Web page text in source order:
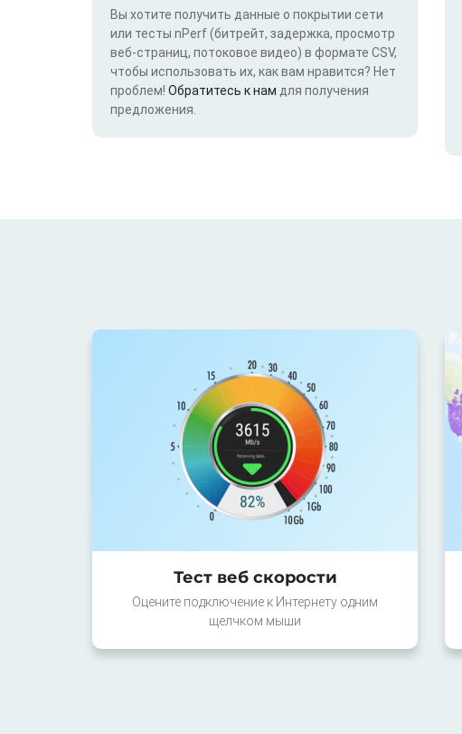
Вы хотите получить данные о покрытии сети
или тесты nPerf (битрейт, задержка, просмотр
веб-страниц, потоковое видео) в формате CSV,
чтобы использовать их, как вам нравится? Нет
проблем! Обратитесь к нам для получения
предложения.
Тест веб скорости
Оцените подключение к Интернету одним
щелчком мыши